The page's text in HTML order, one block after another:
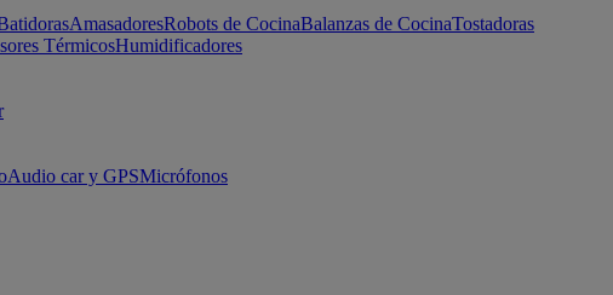
AmasadoresRobots de CocinaBalanzas de CocinaTostadoras
TérmicosHumidificadores
Audio car y GPSMicrófonos